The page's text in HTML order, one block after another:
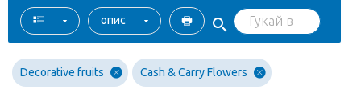
опис
Decorative fruits Cash & Carry Flowers